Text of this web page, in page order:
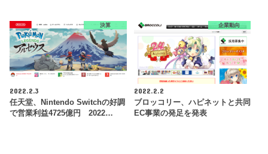
決算
2022.2.3
任天堂、Nintendo Switchの好調
で営業利益4725億円 2022…
企業動向
2022.2.2
ブロッコリー、ハピネットと共同
EC事業の発足を発表